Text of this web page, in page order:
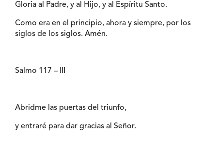
Gloria al Padre, y al Hijo, y al Espíritu Santo.
Como era en el principio, ahora y siempre, por los
siglos de los siglos. Amén.
Salmo 117 – III
Abridme las puertas del triunfo,
y entraré para dar gracias al Señor.